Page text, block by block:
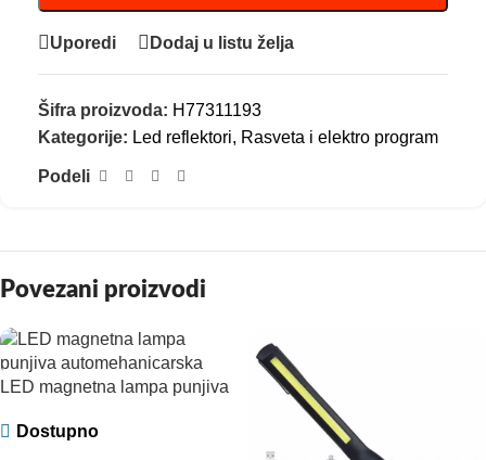
Uporedi Dodaj u listu želja
Šifra proizvoda: H77311193
Kategorije: Led reflektori, Rasveta i elektro program
Podeli
Povezani proizvodi
LED magnetna lampa punjiva
Dostupno